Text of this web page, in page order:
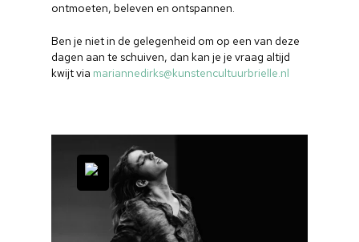
ontmoeten, beleven en ontspannen.
Ben je niet in de gelegenheid om op een van deze
dagen aan te schuiven, dan kan je je vraag altijd
kwijt via mariannedirks@kunstencultuurbrielle.nl